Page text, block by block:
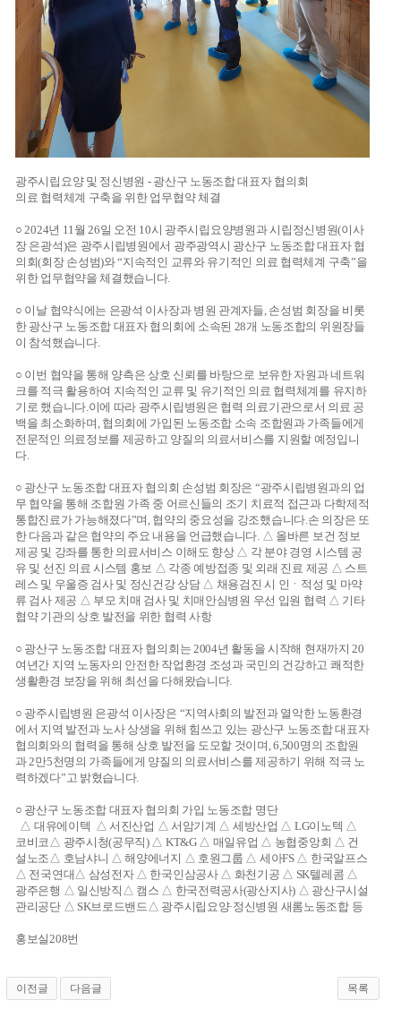
광주시립요양 및 정신병원 - 광산구 노동조합 대표자 협의회
의료 협력체계 구축을 위한 업무협약 체결
○ 2024년 11월 26일 오전 10시 광주시립요양병원과 시립정신병원(이사
장 은광석)은 광주시립병원에서 광주광역시 광산구 노동조합 대표자 협
의회(회장 손성범)와 “지속적인 교류와 유기적인 의료 협력체계 구축”을
위한 업무협약을 체결했습니다.
○ 이날 협약식에는 은광석 이사장과 병원 관계자들, 손성범 회장을 비롯
한 광산구 노동조합 대표자 협의회에 소속된 28개 노동조합의 위원장들
이 참석했습니다.
○ 이번 협약을 통해 양측은 상호 신뢰를 바탕으로 보유한 자원과 네트워
크를 적극 활용하여 지속적인 교류 및 유기적인 의료 협력체계를 유지하
기로 했습니다.이에 따라 광주시립병원은 협력 의료기관으로서 의료 공
백을 최소화하며, 협의회에 가입된 노동조합 소속 조합원과 가족들에게
전문적인 의료정보를 제공하고 양질의 의료서비스를 지원할 예정입니
다.
○ 광산구 노동조합 대표자 협의회 손성범 회장은 “광주시립병원과의 업
무 협약을 통해 조합원 가족 중 어르신들의 조기 치료적 접근과 다학제적
통합진료가 가능해졌다”며, 협약의 중요성을 강조했습니다.손 의장은 또
한 다음과 같은 협약의 주요 내용을 언급했습니다. △ 올바른 보건 정보
제공 및 강좌를 통한 의료서비스 이해도 향상 △ 각 분야 경영 시스템 공
유 및 선진 의료 시스템 홍보 △ 각종 예방접종 및 외래 진료 제공 △ 스트
레스 및 우울증 검사 및 정신건강 상담 △ 채용검진 시 인ㆍ적성 및 마약
류 검사 제공 △ 부모 치매 검사 및 치매안심병원 우선 입원 협력 △ 기타
협약 기관의 상호 발전을 위한 협력 사항
○ 광산구 노동조합 대표자 협의회는 2004년 활동을 시작해 현재까지 20
여년간 지역 노동자의 안전한 작업환경 조성과 국민의 건강하고 쾌적한
생활환경 보장을 위해 최선을 다해왔습니다.
○ 광주시립병원 은광석 이사장은 “지역사회의 발전과 열악한 노동환경
에서 지역 발전과 노사 상생을 위해 힘쓰고 있는 광산구 노동조합 대표자
협의회와의 협력을 통해 상호 발전을 도모할 것이며, 6,500명의 조합원
과 2만5천명의 가족들에게 양질의 의료서비스를 제공하기 위해 적극 노
력하겠다”고 밝혔습니다.
○ 광산구 노동조합 대표자 협의회 가입 노동조합 명단
△ 대유에이텍 △ 서진산업 △ 서암기계 △ 세방산업 △ LG이노텍 △
코비코△ 광주시청(공무직) △ KT&G △ 매일유업 △ 농협중앙회 △ 건
설노조△ 호남샤니 △ 해양에너지 △ 호원그룹 △ 세아FS △ 한국알프스
△ 전국연대△ 삼성전자 △ 한국인삼공사 △ 화천기공 △ SK텔레콤 △
광주은행 △ 일신방직△ 캠스 △ 한국전력공사(광산지사) △ 광산구시설
관리공단 △ SK브로드밴드△ 광주시립요양·정신병원 새롬노동조합 등
홍보실208번
이전글 다음글 목록